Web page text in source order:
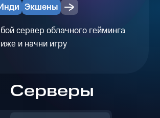
Экшены
сервер облачного гейминга
и начни игру
Серверы